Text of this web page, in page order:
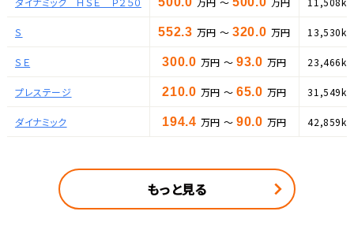
Ｓ 552.3 万円 ～ 320.0 万円
ＳＥ 300.0 万円 ～ 93.0 万円
プレステージ 210.0 万円 ～ 65.0 万円
ダイナミック 194.4 万円 ～ 90.0 万円
もっと見る